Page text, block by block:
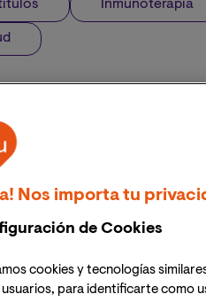
Inmunoterapia
Nos importa tu
de Cookies
cookies y tecnologías
para identificarte como